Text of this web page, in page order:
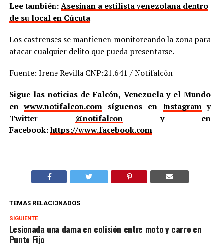
Lee también:Asesinan a estilista venezolana dentro
de su local en Cúcuta
Los castrenses se mantienen monitoreando la zona para
atacar cualquier delito que pueda presentarse.
Fuente: Irene Revilla CNP:21.641 / Notifalcón
Sigue las noticias de Falcón, Venezuela y el Mundo
enwww.notifalcon.com síguenos en Instagramy
Twitter @notifalcony en
Facebook:https://www.facebook.com
TEMAS RELACIONADOS
SIGUIENTE
Lesionada una dama en colisión entre moto y carro en
Punto Fijo